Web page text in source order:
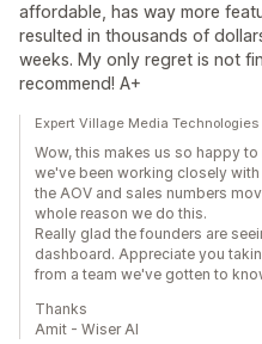
affordable, has way more
resulted in thousands of
weeks. My only regret is not
recommend! A+
Expert Village Media
Wow, this makes us so happy
we've been working closely
the AOV and sales numbers
whole reason we do this.
Really glad the founders are
dashboard. Appreciate you
from a team we've gotten to
Thanks
Amit - Wiser AI